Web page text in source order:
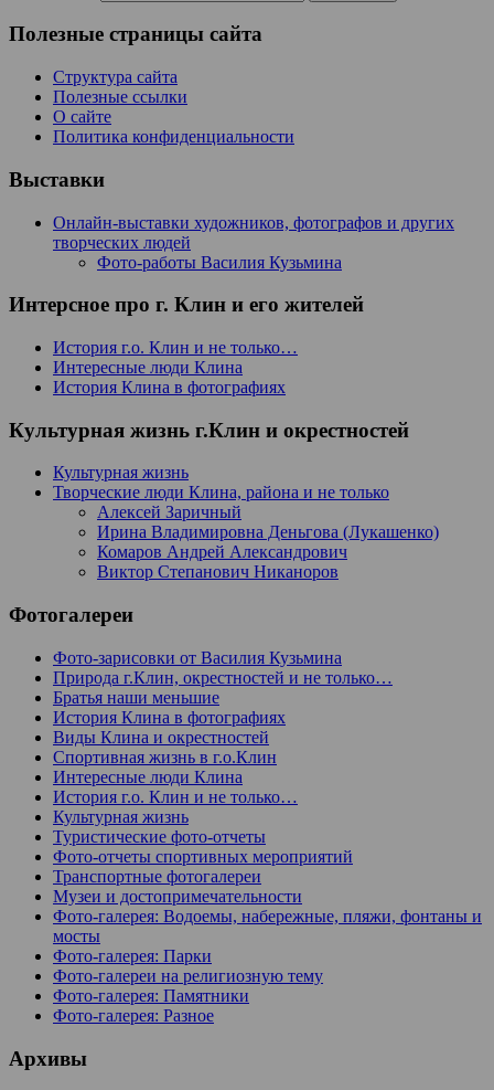
Полезные страницы сайта
Структура сайта
Полезные ссылки
О сайте
Политика конфиденциальности
Выставки
Онлайн-выставки художников, фотографов и других
творческих людей
Фото-работы Василия Кузьмина
Интерсное про г. Клин и его жителей
История г.о. Клин и не только…
Интересные люди Клина
История Клина в фотографиях
Культурная жизнь г.Клин и окрестностей
Культурная жизнь
Творческие люди Клина, района и не только
Алексей Заричный
Ирина Владимировна Деньгова (Лукашенко)
Комаров Андрей Александрович
Виктор Степанович Никаноров
Фотогалереи
Фото-зарисовки от Василия Кузьмина
Природа г.Клин, окрестностей и не только…
Братья наши меньшие
История Клина в фотографиях
Виды Клина и окрестностей
Спортивная жизнь в г.о.Клин
Интересные люди Клина
История г.о. Клин и не только…
Культурная жизнь
Туристические фото-отчеты
Фото-отчеты спортивных мероприятий
Транспортные фотогалереи
Музеи и достопримечательности
Фото-галерея: Водоемы, набережные, пляжи, фонтаны и
мосты
Фото-галерея: Парки
Фото-галереи на религиозную тему
Фото-галерея: Памятники
Фото-галерея: Разное
Архивы